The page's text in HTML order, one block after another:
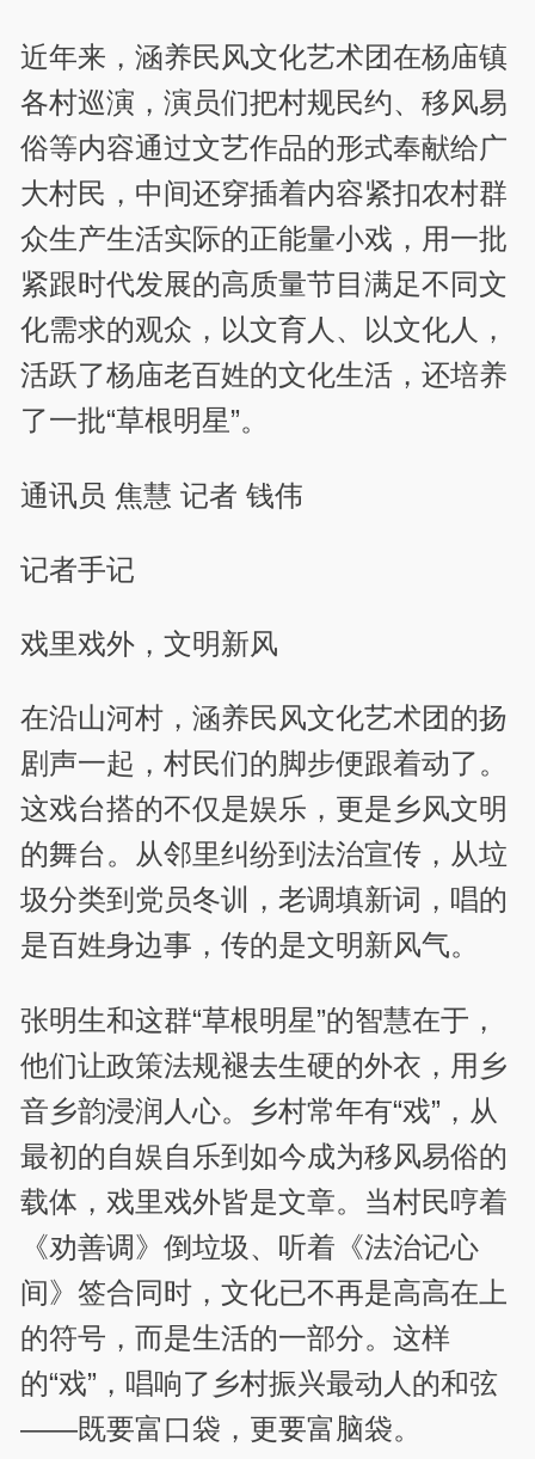
近年来，涵养民风文化艺术团在杨庙镇
各村巡演，演员们把村规民约、移风易
俗等内容通过文艺作品的形式奉献给广
大村民，中间还穿插着内容紧扣农村群
众生产生活实际的正能量小戏，用一批
紧跟时代发展的高质量节目满足不同文
化需求的观众，以文育人、以文化人，
活跃了杨庙老百姓的文化生活，还培养
了一批“草根明星”。
通讯员 焦慧 记者 钱伟
记者手记
戏里戏外，文明新风
在沿山河村，涵养民风文化艺术团的扬
剧声一起，村民们的脚步便跟着动了。
这戏台搭的不仅是娱乐，更是乡风文明
的舞台。从邻里纠纷到法治宣传，从垃
圾分类到党员冬训，老调填新词，唱的
是百姓身边事，传的是文明新风气。
张明生和这群“草根明星”的智慧在于，
他们让政策法规褪去生硬的外衣，用乡
音乡韵浸润人心。乡村常年有“戏”，从
最初的自娱自乐到如今成为移风易俗的
载体，戏里戏外皆是文章。当村民哼着
《劝善调》倒垃圾、听着《法治记心
间》签合同时，文化已不再是高高在上
的符号，而是生活的一部分。这样
的“戏”，唱响了乡村振兴最动人的和弦
——既要富口袋，更要富脑袋。